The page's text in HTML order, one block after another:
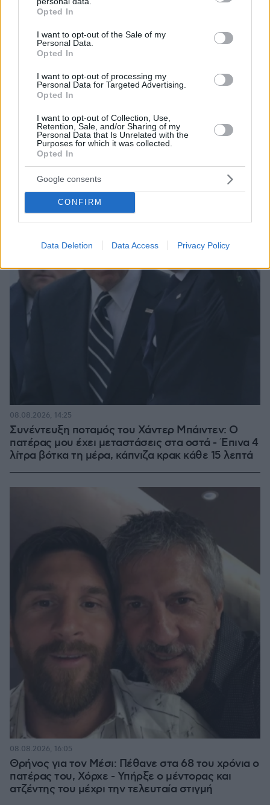
grant or deny consent to Google and its third-party tags to
use your data for below specified purposes in below Google
consent section.
Opted In
I want to opt-out of the Sale of my
Personal Data.
Opted In
I want to opt-out of processing my
Personal Data for Targeted Advertising.
Opted In
I want to opt-out of Collection, Use,
Retention, Sale, and/or Sharing of my
Personal Data that Is Unrelated with the
Purposes for which it was collected.
Opted In
Google consents
CONFIRM
Data Deletion Data Access Privacy Policy
Από τη Μόρια στον γάμο, τη ΜΚΟ και την
κατηγορία για φόνο: Η σκοτεινή διαδρομή του
στην Κυψέλη
Συνέντευξη ποταμός του Χάντερ Μπάιντεν: Ο
πατέρας μου έχει μεταστάσεις στα οστά - Έπινα 4
λίτρα βότκα τη μέρα, κάπνιζα κρακ κάθε 15 λεπτά
08.08.2026, 14:25
Θρήνος για τον Μέσι: Πέθανε στα 68 του χρόνια ο
πατέρας του, Χόρχε - Υπήρξε ο μέντορας και
ατζέντης του μέχρι την τελευταία στιγμή
08.08.2026, 16:05